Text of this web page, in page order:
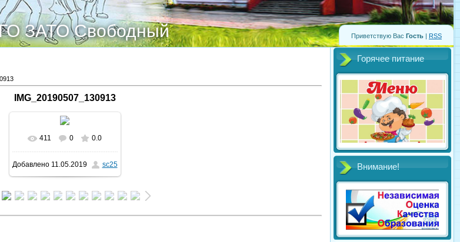
Приветствую Вас Гость | RSS
ЗАТО Свободный
IMG_20190507_130913
В реальном размере
1024x768/ 163.1Kb
411 0 0.0
Добавлено11.05.2019 sc25
Горячее питание
Внимание!